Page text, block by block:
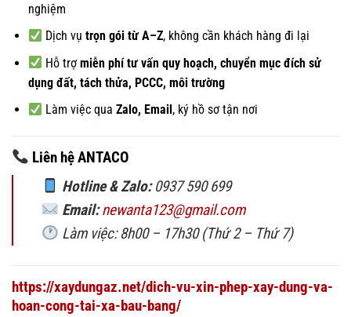
nghiệm
Dịch vụtrọn gói từ A–Z, không cần khách hàng đi lại
Hỗ trợmiễn phí tư vấn quy hoạch, chuyển mục đích sử
dụng đất, tách thửa, PCCC, môi trường
Làm việc quaZalo, Email , ký hồ sơ tận nơi
Liên hệ ANTACO
Hotline & Zalo:0937 590 699
Email: newanta123@gmail.com
Làm việc: 8h00 – 17h30 (Thứ 2 – Thứ 7)
https://xaydungaz.net/dich-vu-xin-phep-xay-dung-va-
hoan-cong-tai-xa-bau-bang/